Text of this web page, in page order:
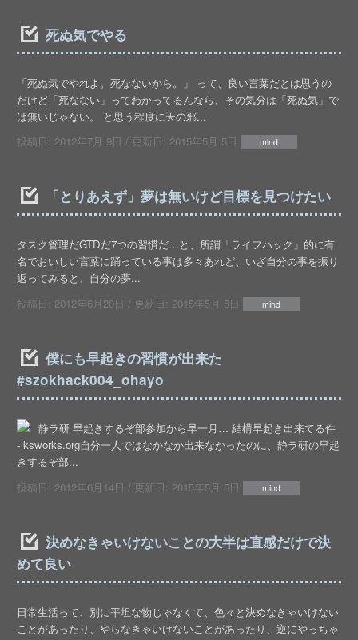
死ぬ気でやる
「死ぬ気でやれよ。死なないから。」 って、良い言葉だとは思うの
だけど「死なない」ってわかってるんなら、その気分は「死ぬ気」で
は無いじゃない。 と思う程度に天の邪...
投稿日: 2012年7月 9日 / 更新日: 2015年5月 5日 mind
「とりあえず」夢は無いけど目標を見つけたい
タスク管理だGTDだ7つの習慣だ…と、所謂「ライフハック」的に有
名でおいしい言葉に踊っている事は多々あれど、いざ自分の事を振り
返ってみると、自分の夢...
投稿日: 2012年6月20日 / 更新日: 2015年5月 5日 mind
僕にも早起きの習慣が出来た
#szokhack004_ohayo
静ラ研 早起きするぞ部参加から早一月… 結構早起き出来てる件
- ksworks.org自分一人ではなかなか出来なかったのに、静ラ研の早起
きするぞ部...
投稿日: 2012年6月14日 / 更新日: 2015年5月 5日 mind
決めなきゃいけないことの大半は直感だけで決
めて良い
日常生活って、別に平坦な物じゃなくて、色々と決めなきゃいけない
ことがあったり、やらなきゃいけないことがあったり、逆にやっちゃ